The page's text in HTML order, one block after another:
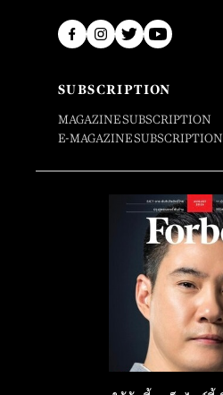
SUBSCRIPTION
MAGAZINE SUBSCRIPTION
E-MAGAZINE SUBSCRIPTION